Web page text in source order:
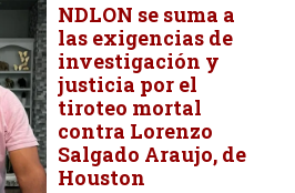
NDLON se suma a
las exigencias de
investigación y
justicia por el
tiroteo mortal
contra Lorenzo
Salgado Araujo, de
Houston